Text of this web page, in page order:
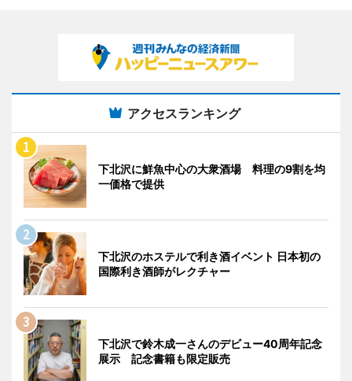
アクセスランキング
下北沢に鮮魚中心の大衆酒場 料理の9割を均
一価格で提供
下北沢のホステルで利き酒イベント 日本初の
国際利き酒師がレクチャー
下北沢で鈴木成一さんのデビュー40周年記念
展示 記念書籍も限定販売